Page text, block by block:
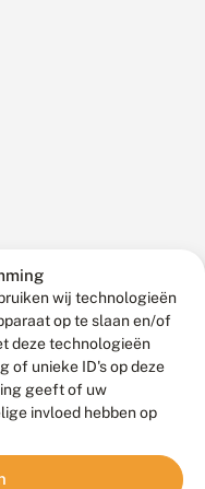
wij technologieën
op te slaan en/of
deze technologieën
of unieke ID's op deze
geeft of uw
invloed hebben op